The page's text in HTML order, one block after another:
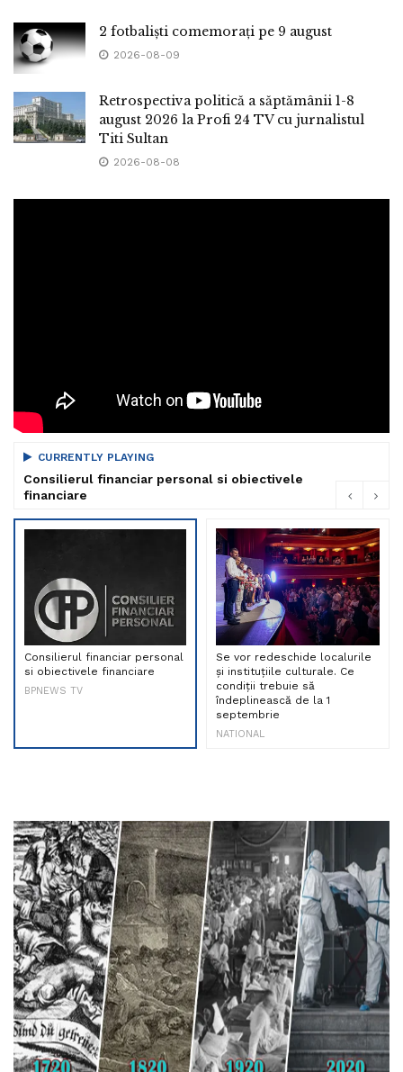
2 fotbaliști comemorați pe 9 august
2026-08-09
Retrospectiva politică a săptămânii 1-8
august 2026 la Profi 24 TV cu jurnalistul
Titi Sultan
2026-08-08
CURRENTLY PLAYING
Consilierul financiar personal si obiectivele
financiare
Consilierul financiar personal
si obiectivele financiare
BPNEWS TV
Se vor redeschide localurile
și instituțiile culturale. Ce
condiții trebuie să
îndeplinească de la 1
septembrie
NATIONAL